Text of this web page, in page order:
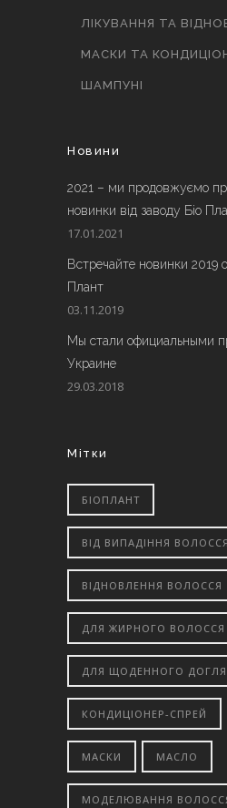
ЛІКУВАННЯ ТА
МАСКИ ТА
ШАМПУНІ
Новини
2021 – ми продовжуємо
новинки від заводу Біо
17.01.2021
Встречайте новинки 2019
Плант
03.11.2019
Мы стали официальными
Украине
29.03.2018
Мітки
БІОПЛАНТ
ВІД ВИПАДІННЯ ВОЛОССЯ
ВІДНОВЛЕННЯ ВОЛОССЯ
ДЛЯ ЖИРНОГО ВОЛОССЯ
ДЛЯ ЩОДЕННОГО
КОНДИЦІОНЕР-СПРЕЙ
МАСКИ МАСЛО
МОДЕЛЮВАННЯ